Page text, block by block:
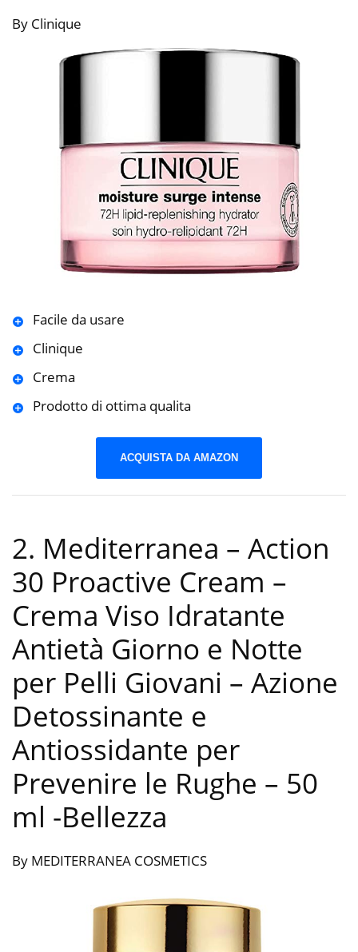
By Clinique
Facile da usare
Clinique
Crema
Prodotto di ottima qualita
ACQUISTA DA AMAZON
2. Mediterranea – Action
30 Proactive Cream –
Crema Viso Idratante
Antietà Giorno e Notte
per Pelli Giovani – Azione
Detossinante e
Antiossidante per
Prevenire le Rughe – 50
ml -Bellezza
By MEDITERRANEA COSMETICS